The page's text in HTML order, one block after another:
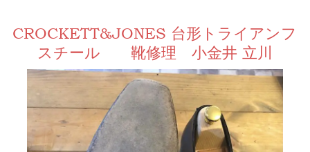
CROCKETT&JONES 台形トライアンフ
スチール 靴修理 小金井 立川